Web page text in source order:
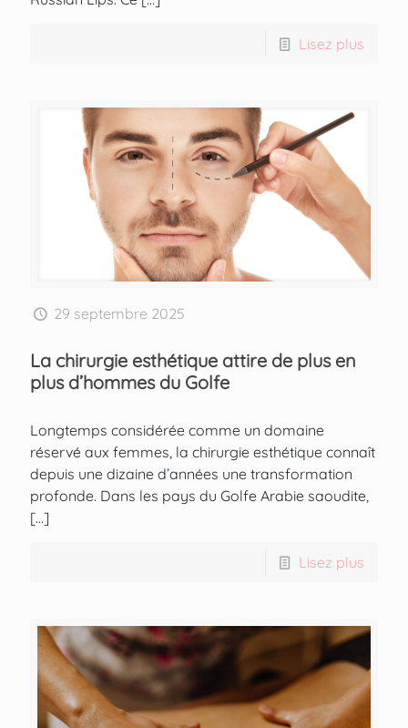
Lisez plus
29 septembre 2025
La chirurgie esthétique attire de plus en
plus d’hommes du Golfe
Longtemps considérée comme un domaine
réservé aux femmes, la chirurgie esthétique connaît
depuis une dizaine d’années une transformation
profonde. Dans les pays du Golfe Arabie saoudite,
[…]
Lisez plus